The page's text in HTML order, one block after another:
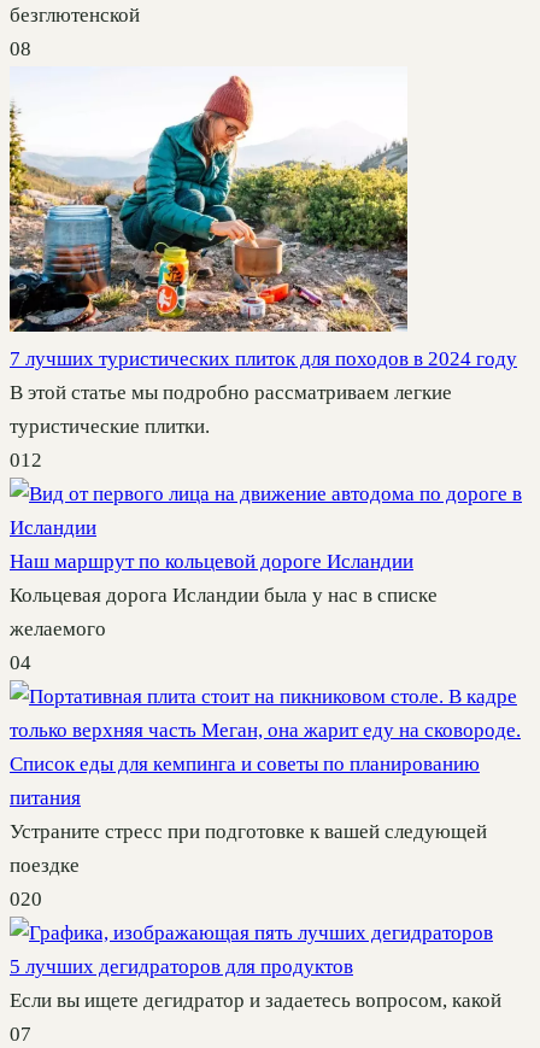
безглютенской
08
7 лучших туристических плиток для походов в 2024 году
В этой статье мы подробно рассматриваем легкие
туристические плитки.
012
Наш маршрут по кольцевой дороге Исландии
Кольцевая дорога Исландии была у нас в списке
желаемого
04
Список еды для кемпинга и советы по планированию
питания
Устраните стресс при подготовке к вашей следующей
поездке
020
5 лучших дегидраторов для продуктов
Если вы ищете дегидратор и задаетесь вопросом, какой
07